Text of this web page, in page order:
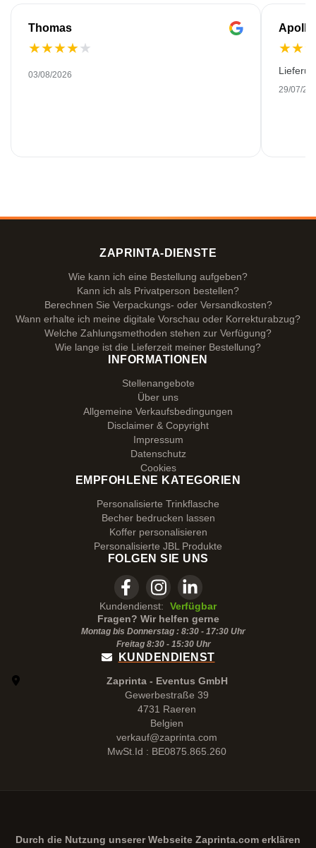
Thomas
★★★★★
03/08/2026
★★
29/07/
ZAPRINTA-DIENSTE
Wie kann ich eine Bestellung aufgeben?
Kann ich als Privatperson bestellen?
Berechnen Sie Verpackungs- oder Versandkosten?
Wann erhalte ich meine digitale Vorschau oder Korrekturabzug?
Welche Zahlungsmethoden stehen zur Verfügung?
Wie lange ist die Lieferzeit meiner Bestellung?
INFORMATIONEN
Stellenangebote
Über uns
Allgemeine Verkaufsbedingungen
Disclaimer & Copyright
Impressum
Datenschutz
Cookies
EMPFOHLENE KATEGORIEN
Personalisierte Trinkflasche
Becher bedrucken lassen
Koffer personalisieren
Personalisierte JBL Produkte
FOLGEN SIE UNS
Kundendienst:
Verfügbar
Fragen? Wir helfen gerne
Montag bis Donnerstag : 8:30 - 17:30 Uhr
Freitag 8:30 - 15:30Uhr
KUNDENDIENST
Zaprinta - Eventus GmbH
Gewerbestraße 39
4731 Raeren
Belgien
verkauf@zaprinta.com
MwSt.Id : BE0875.865.260
Durch die Nutzung unserer Webseite Zaprinta.com erklären